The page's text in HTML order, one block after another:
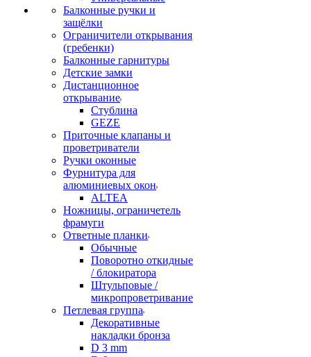
Балконные ручки и
защёлки
Ограничители открывания
(гребенки)
Балконные гарнитуры
Детские замки
Дистанционное
открывание
Стублина
GEZE
Приточные клапаны и
проветриватели
Ручки оконные
Фурнитура для
алюминиевых окон
ALTEA
Ножницы, ограничетель
фрамуги
Ответные планки
Обычные
Поворотно откидные
/ блокиратора
Штульповые /
микропроветривание
Петлевая группа
Декоративные
накладки бронза
D 3 mm